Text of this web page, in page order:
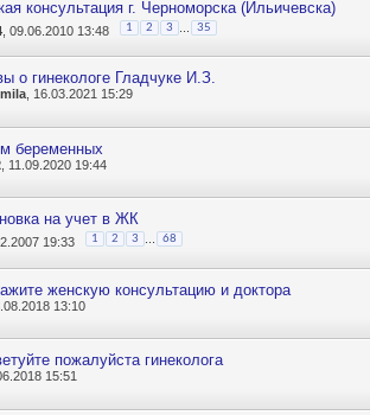
консультация г. Черноморска (Ильичевска)
, 09.06.2010 13:48 1 2 3 35
о гинекологе Гладчуке И.З.
, 16.03.2021 15:29
беременных
, 11.09.2020 19:44
на учет в ЖК
19:33 1 2 3 68
женскую консультацию и доктора
13:10
пожалуйста гинеколога
15:51